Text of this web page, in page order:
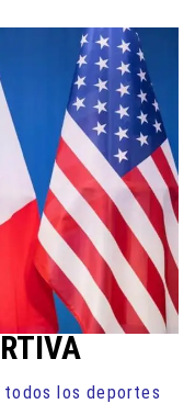
los deportes